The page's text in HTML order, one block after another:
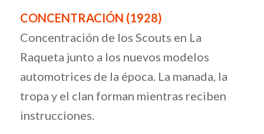
CONCENTRACIÓN (1928)
Concentración de los Scouts en La
Raqueta junto a los nuevos modelos
automotrices de la época. La manada, la
tropa y el clan forman mientras reciben
instrucciones.